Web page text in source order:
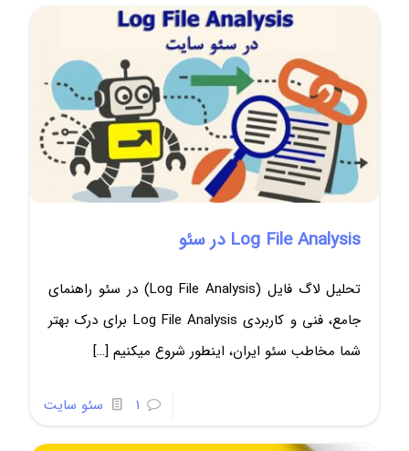
Log File Analysis در سئو
تحلیل لاگ فایل (Log File Analysis) در سئو راهنمای
جامع، فنی و کاربردی Log File Analysis برای درک بهتر
شما مخاطب سئو ایران، اینطور شروع میکنیم […]
1 سئو سایت